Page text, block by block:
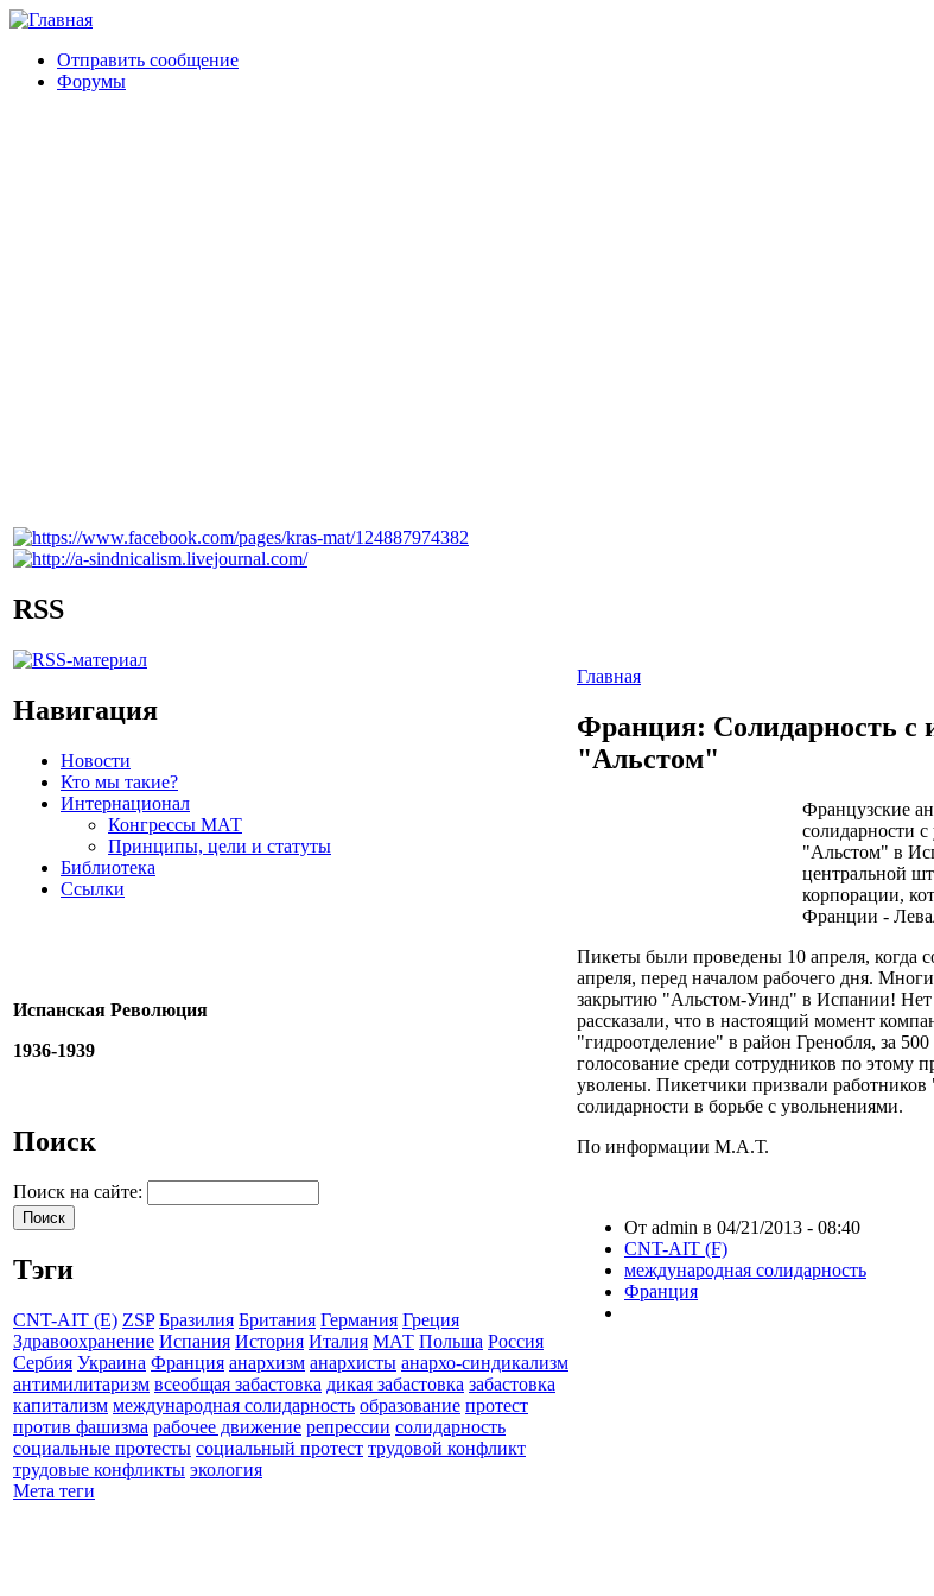
Отправить сообщение
Форумы
RSS
Навигация
Новости
Кто мы такие?
Интернационал
Конгрессы МАТ
Принципы, цели и статуты
Библиотека
Ссылки
Испанская Революция
1936-1939
Поиск
Поиск на сайте:
Тэги
CNT-AIT (E) ZSP Бразилия Британия Германия Греция
Здравоохранение Испания История Италия МАТ Польша Россия
Сербия Украина Франция анархизм анархисты анархо-синдикализм
антимилитаризм всеобщая забастовка дикая забастовка забастовка
капитализм международная солидарность образование протест
против фашизма рабочее движение репрессии солидарность
социальные протесты социальный протест трудовой конфликт
трудовые конфликты экология
Мета теги
Главная
Франция: Солидарность с
"Альстом"
Французские
солидарности
"Альстом" в
центральной
корпорации,
Франции -
Пикеты были проведены 10 апреля, когда
апреля, перед началом рабочего дня.
закрытию "Альстом-Уинд" в Испании! Нет
рассказали, что в настоящий момент
"гидроотделение" в район Гренобля, за
голосование среди сотрудников по этому
уволены. Пикетчики призвали
солидарности в борьбе с увольнениями.
По информации М.А.Т.
От admin в 04/21/2013 - 08:40
CNT-AIT (F)
международная солидарность
Франция